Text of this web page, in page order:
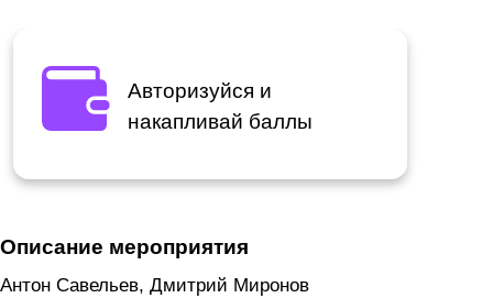
Авторизуйся и
накапливай баллы
Описание мероприятия
Антон Савельев, Дмитрий Миронов